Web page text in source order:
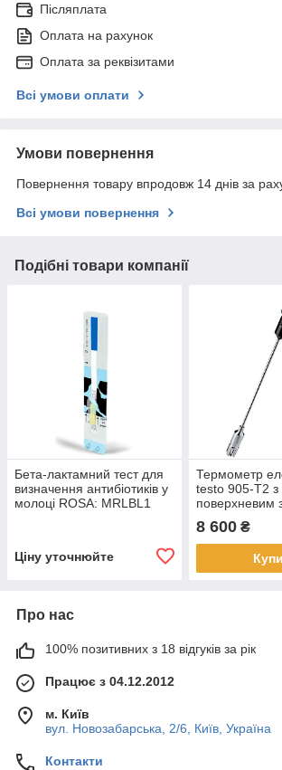
Післяплата
Оплата на рахунок
Оплата за реквізитами
Всі умови оплати
Умови повернення
Повернення товару впродовж 14 днів за
Всі умови повернення
Подібні товари компанії
Бета-лактамний тест для
визначення антибіотиків у
молоці ROSA: MRLBL1
Ціну уточнюйте
Термометр
testo 905-Т2 з
поверхневим
8 600₴
Про нас
100% позитивних з 18 відгуків за рік
Працює з 04.12.2012
м. Київ
вул. Новозабарська, 2/6, Київ, Україна
Контакти